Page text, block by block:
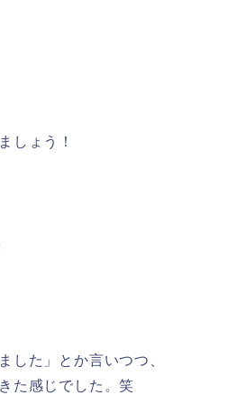
しょう！
した」とか言いつつ、
た感じでした。笑